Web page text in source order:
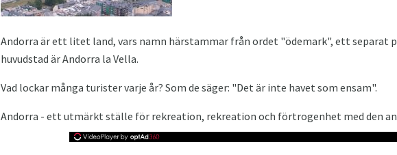
Andorra är ett litet land, vars namn härstammar från ordet "ödemark", ett separat
huvudstad är Andorra la Vella.
Vad lockar många turister varje år? Som de säger: "Det är inte havet som ensam".
Andorra - ett utmärkt ställe för rekreation, rekreation och förtrogenhet med den